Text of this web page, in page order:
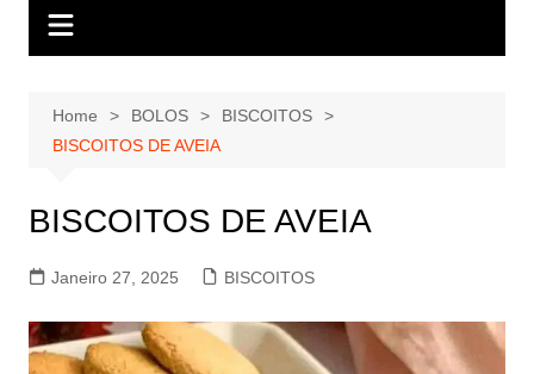
Home BOLOS
BISCOITOS
BISCOITOS DE AVEIA
BISCOITOS DE AVEIA
Janeiro 27, 2025 BISCOITOS